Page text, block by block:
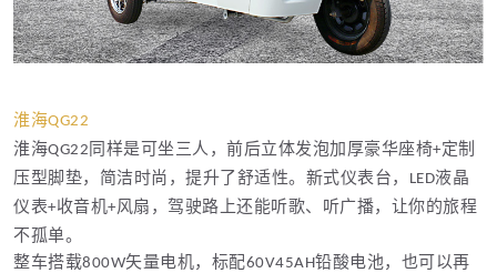
淮海QG22
淮海QG22 同样是可坐三人，前后立体发泡加厚豪华座椅+定制
压型脚垫，简洁时尚，提升了舒适性。新式仪表台，
LED液晶
仪表+收音机+风扇，驾驶路上还能听歌、听广播，让你的旅程
不孤单。
整车搭载800W矢量电机，标配60V45AH铅酸电池，也可以再